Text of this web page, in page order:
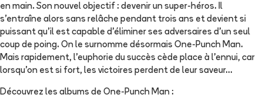
en main. Son nouvel objectif : devenir un super-héros. Il
s'entraîne alors sans relâche pendant trois ans et devient si
puissant qu'il est capable d'éliminer ses adversaires d'un seul
coup de poing. On le surnomme désormais One-Punch Man.
Mais rapidement, l'euphorie du succès cède place à l'ennui, car
lorsqu'on est si fort, les victoires perdent de leur saveur...
Découvrez les albums de One-Punch Man :